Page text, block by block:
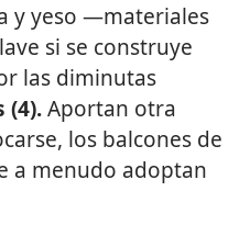
y yeso —materiales
si se construye
las diminutas
(4).Aportan otra
los balcones de
a menudo adoptan